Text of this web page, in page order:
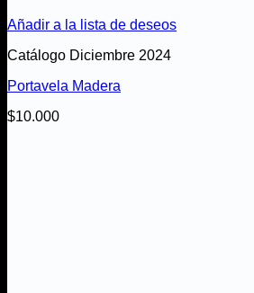
Añadir a la lista de deseos
Catálogo Diciembre 2024
Portavela Madera
$10.000